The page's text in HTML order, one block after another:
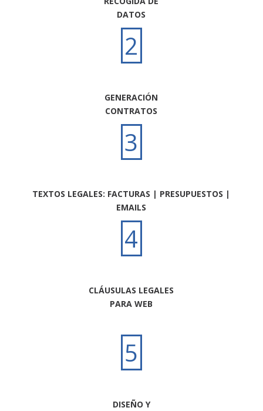
DATOS
2
GENERACIÓN
CONTRATOS
3
TEXTOS LEGALES: FACTURAS | PRESUPUESTOS |
EMAILS
4
CLÁUSULAS LEGALES
PARA WEB
5
DISEÑO Y